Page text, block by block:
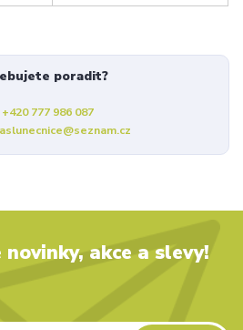
poradit?
+420 777 986 087
akce a slevy!